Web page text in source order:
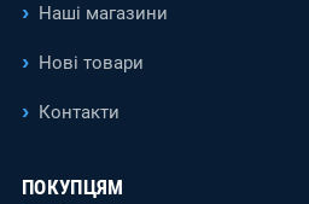
Наші магазини
Нові товари
Контакти
ПОКУПЦЯМ